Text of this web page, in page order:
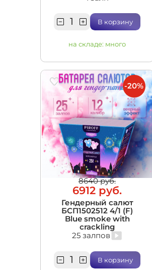
В корзину
на складе: много
8640 руб.
6912 руб.
Гендерный салют
БСП1502512 4/1 (F)
Blue smoke with
crackling
25 залпов
В корзину
-20%